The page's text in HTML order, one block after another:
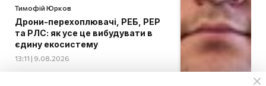
Тимофій Юрков
Дрони-перехоплювачі, РЕБ, РЕР
та РЛС: як усе це вибудувати в
єдину екосистему
13:11 | 9.08.2026